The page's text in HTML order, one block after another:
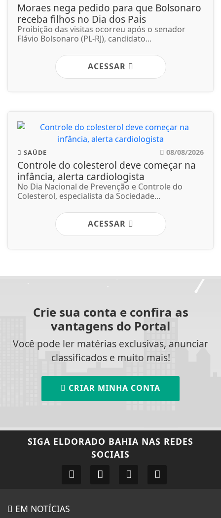
Moraes nega pedido para que Bolsonaro
receba filhos no Dia dos Pais
Proibição das visitas ocorreu após o senador
Flávio Bolsonaro (PL-RJ), candidato...
ACESSAR
SAÚDE 08/08/2026
Controle do colesterol deve começar na
infância, alerta cardiologista
No Dia Nacional de Prevenção e Controle do
Colesterol, especialista da Sociedade...
ACESSAR
Crie sua conta e confira as
vantagens do Portal
Você pode ler matérias exclusivas, anunciar
classificados e muito mais!
CRIAR MINHA CONTA
SIGA ELDORADO BAHIA NAS REDES
SOCIAIS
EM NOTÍCIAS